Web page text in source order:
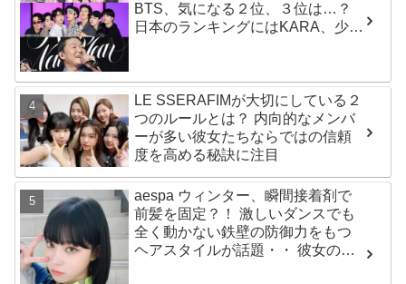
BTS、気になる２位、３位は…？
日本のランキングにはKARA、少女
LE SSERAFIMが大切にしている２
つのルールとは？ 内向的なメンバ
ーが多い彼女たちならではの信頼
度を高める秘訣に注目
aespa ウィンター、瞬間接着剤で
前髪を固定？！ 激しいダンスでも
全く動かない鉄壁の防御力をもつ
ヘアスタイルが話題・・ 彼女の美